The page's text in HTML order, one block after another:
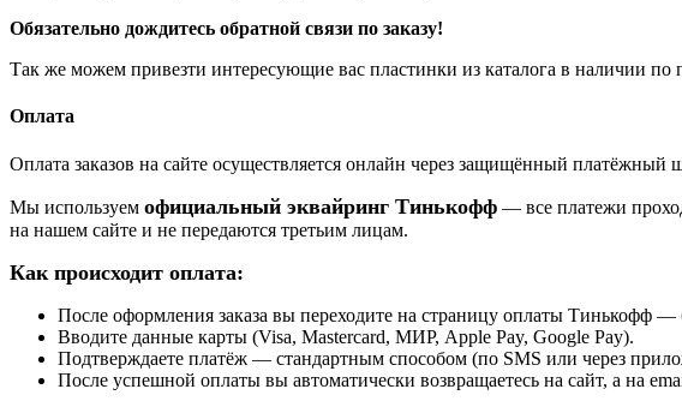
Обязательно дождитесь обратной связи по заказу!
Так же можем привезти интересующие вас пластинки из каталога в наличии по
Оплата
Оплата заказов на сайте осуществляется онлайн через защищённый
Мы используем официальный эквайринг Тинькофф — все платежи
на нашем сайте и не передаются третьим лицам.
Как происходит оплата:
После оформления заказа вы переходите на страницу оплаты Тинькофф
Вводите данные карты (Visa, Mastercard, МИР, Apple Pay, Google Pay).
Подтверждаете платёж — стандартным способом (по SMS или через
После успешной оплаты вы автоматически возвращаетесь на сайт, а на